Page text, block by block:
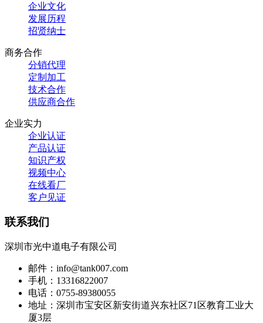
企业文化
发展历程
招贤纳士
商务合作
分销代理
定制加工
技术合作
供应商合作
企业实力
企业认证
产品认证
知识产权
视频中心
在线看厂
客户见证
联系我们
深圳市光中道电子有限公司
邮件：info@tank007.com
手机：13316822007
电话：0755-89380055
地址：深圳市宝安区新安街道兴东社区71区教育工业大
厦3层